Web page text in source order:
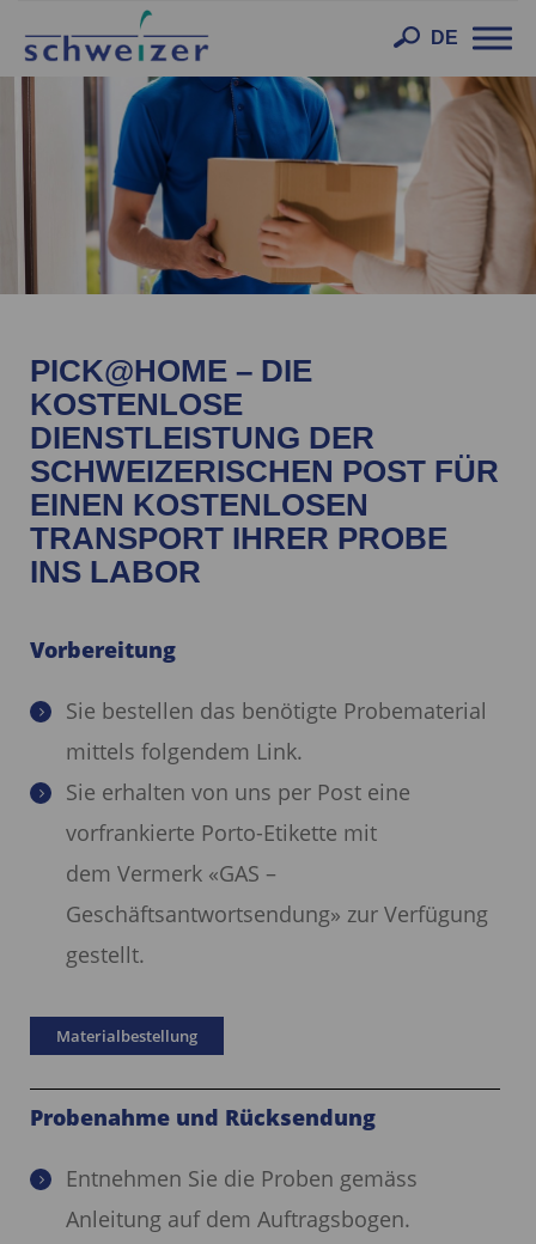
DE
PICK@HOME – DIE
KOSTENLOSE
DIENSTLEISTUNG DER
SCHWEIZERISCHEN POST FÜR
EINEN KOSTENLOSEN
TRANSPORT IHRER PROBE
INS LABOR
Vorbereitung
Sie bestellen das benötigte Probematerial
mittels folgendem Link.
Sie erhalten von uns per Post eine
vorfrankierte Porto-Etikette mit
dem Vermerk «GAS –
Geschäftsantwortsendung» zur Verfügung
gestellt.
Materialbestellung
Probenahme und Rücksendung
Entnehmen Sie die Proben gemäss
Anleitung auf dem Auftragsbogen.